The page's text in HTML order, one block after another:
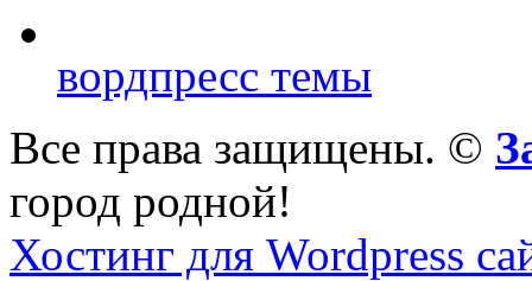
вордпресс темы
Все права защищены. ©
город родной!
Хостинг для Wordpress